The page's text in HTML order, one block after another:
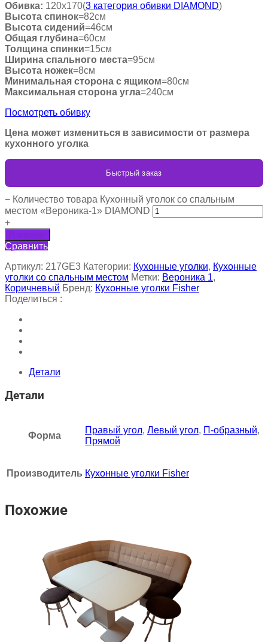
Обивка: 120х170(3 категория обивки DIAMOND)
Высота спинок=82см
Высота сидений=46см
Общая глубина=60см
Толщина спинки=15см
Ширина спального места=95см
Высота ножек=8см
Минимальная сторона с ящиком=80см
Максимальная сторона угла=240см
Посмотреть обивку
Цена может измениться в зависимости от размера
кухонного уголка
Быстрый заказ
− Количество товара Кухонный уголок со спальным
местом «Вероника-1» DIAMOND
+
В корзину
Сравнить
Артикул: 217GE3 Категории: Кухонные уголки, Кухонные
уголки со спальным местом Метки: Вероника 1,
Коричневый Бренд: Кухонные уголки Fisher
Поделиться :
Детали
Детали
Форма
Правый угол, Левый угол, П-образный,
Прямой
Производитель Кухонные уголки Fisher
Похожие